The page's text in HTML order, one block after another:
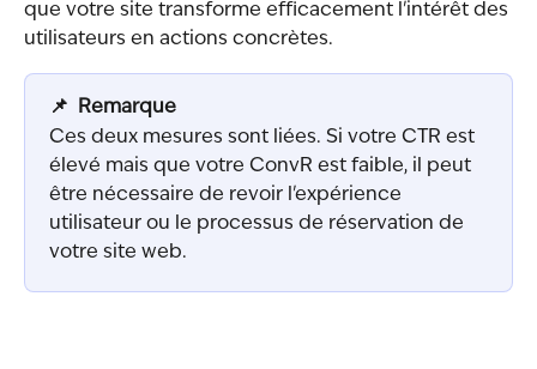
que votre site transforme efficacement l'intérêt des
utilisateurs en actions concrètes.
📌  Remarque
Ces deux mesures sont liées. Si votre CTR est
élevé mais que votre ConvR est faible, il peut
être nécessaire de revoir l'expérience
utilisateur ou le processus de réservation de
votre site web.